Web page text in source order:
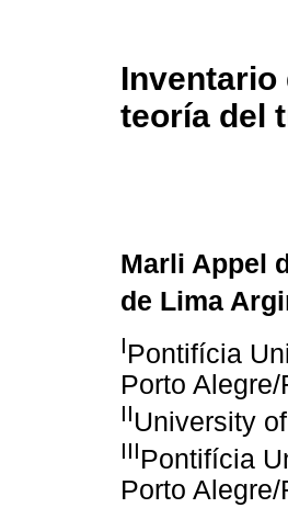
Inventario
teoría del
Marli Appel
de Lima
IPontifícia
Porto Alegre/
IIUniversity
IIIPontifícia
Porto Alegre/